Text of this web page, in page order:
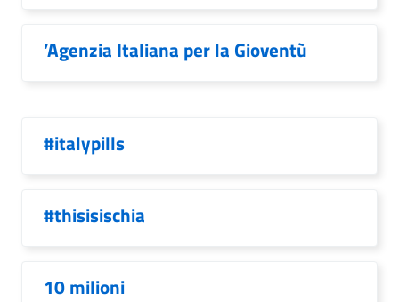
’Agenzia Italiana per la Gioventù
#italypills
#thisisischia
10 milioni